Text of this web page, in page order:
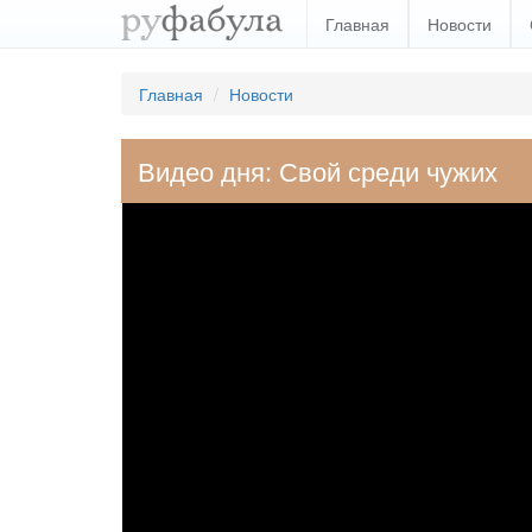
Главная Новости
Главная Новости
Видео дня: Свой среди чужих